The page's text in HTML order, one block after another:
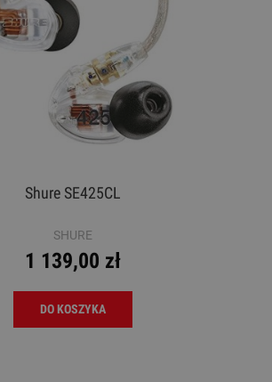
Shure SE425CL
SHURE
1 139,00 zł
DO KOSZYKA